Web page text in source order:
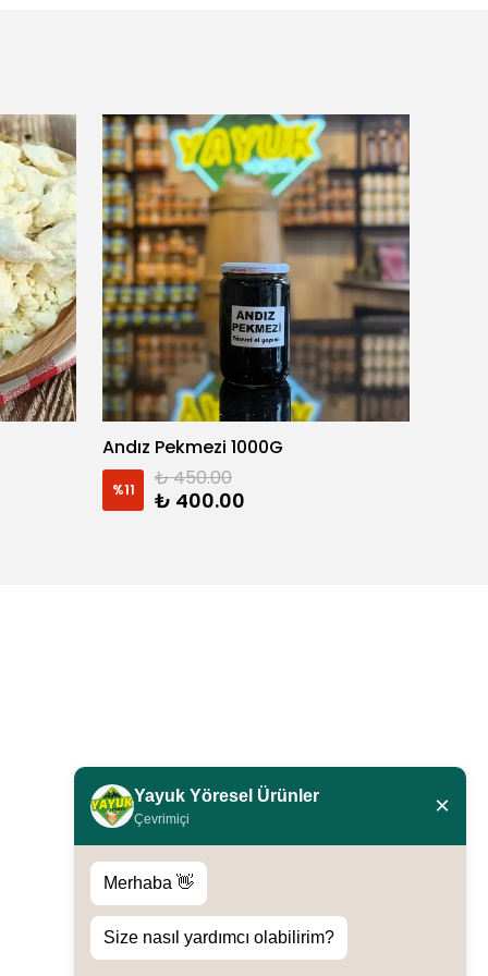
Andız Pekmezi 1000G
%11 ₺ 450.00
₺ 400.00
Yayuk Yöresel Ürünler
Çevrimiçi ×
Merhaba 👋
Size nasıl yardımcı olabilirim?